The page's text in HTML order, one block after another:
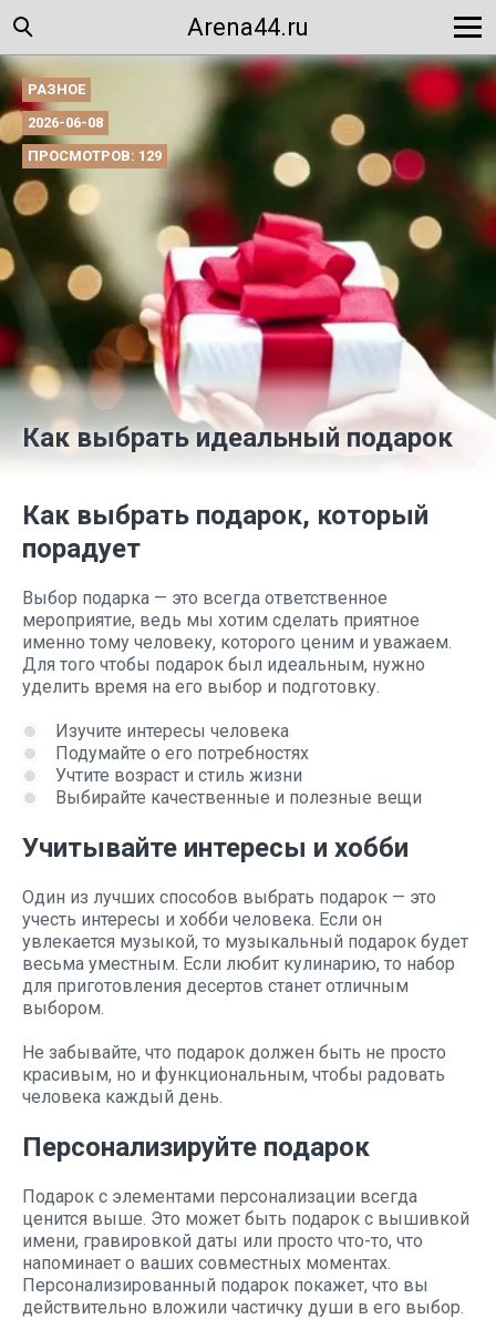
Arena44.ru
РАЗНОЕ
2026-06-08
ПРОСМОТРОВ: 129
Как выбрать идеальный подарок
Как выбрать подарок, который
порадует
Выбор подарка — это всегда ответственное
мероприятие, ведь мы хотим сделать приятное
именно тому человеку, которого ценим и уважаем.
Для того чтобы подарок был идеальным, нужно
уделить время на его выбор и подготовку.
Изучите интересы человека
Подумайте о его потребностях
Учтите возраст и стиль жизни
Выбирайте качественные и полезные вещи
Учитывайте интересы и хобби
Один из лучших способов выбрать подарок — это
учесть интересы и хобби человека. Если он
увлекается музыкой, то музыкальный подарок будет
весьма уместным. Если любит кулинарию, то набор
для приготовления десертов станет отличным
выбором.
Не забывайте, что подарок должен быть не просто
красивым, но и функциональным, чтобы радовать
человека каждый день.
Персонализируйте подарок
Подарок с элементами персонализации всегда
ценится выше. Это может быть подарок с вышивкой
имени, гравировкой даты или просто что-то, что
напоминает о ваших совместных моментах.
Персонализированный подарок покажет, что вы
действительно вложили частичку души в его выбор.